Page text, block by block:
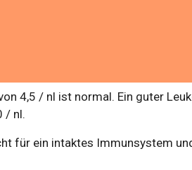
4,5 / nl ist normal. Ein guter
/ nl.
für ein intaktes Immunsystem